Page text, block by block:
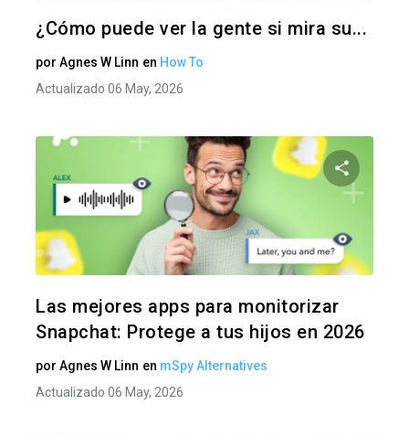
¿Cómo puede ver la gente si mira su...
por Agnes W Linn en How To
Actualizado 06 May, 2026
Las mejores apps para monitorizar
Snapchat: Protege a tus hijos en 2026
por Agnes W Linn en mSpy Alternatives
Actualizado 06 May, 2026